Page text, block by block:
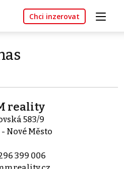
Chci inzerovat
reality
583/9
- Nové Město
399 006